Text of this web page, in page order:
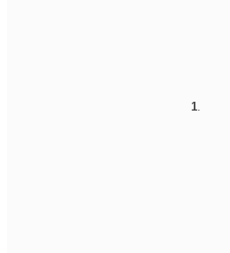
1.